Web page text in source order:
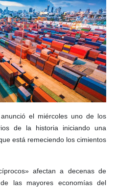
el miércoles uno de los
de la historia iniciando una
está remeciendo los cimientos
afectan a decenas de
las mayores economías del